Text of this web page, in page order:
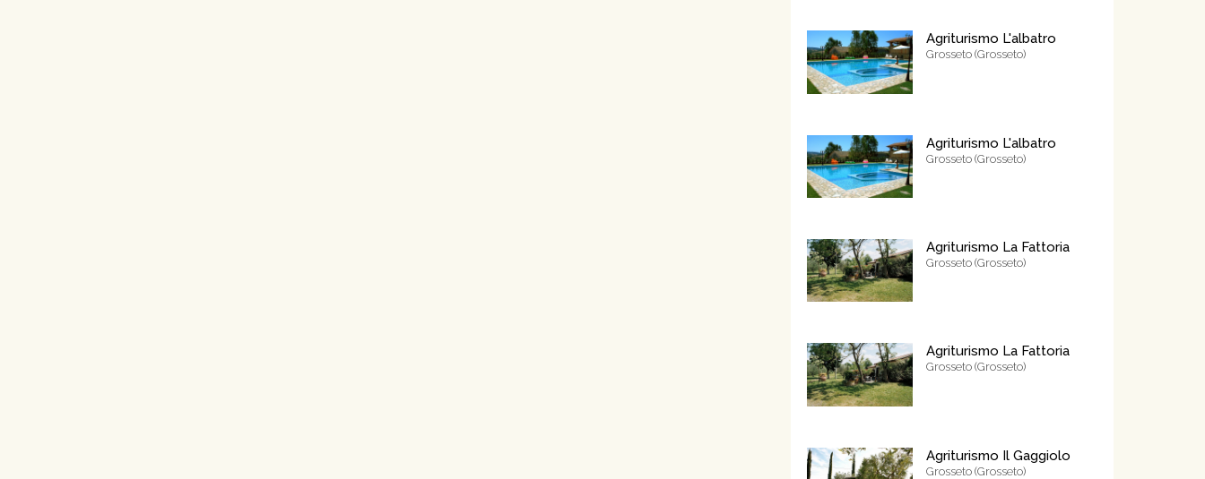
Agriturismo L'albatro
Grosseto (Grosseto)
Agriturismo L'albatro
Grosseto (Grosseto)
Agriturismo La Fattoria
Grosseto (Grosseto)
Agriturismo La Fattoria
Grosseto (Grosseto)
Agriturismo Il Gaggiolo
Grosseto (Grosseto)